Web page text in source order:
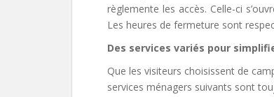
règlemente les accès. Celle-ci
Les heures de fermeture sont
Des services variés pour
Que les visiteurs choisissent de
services ménagers suivants sont